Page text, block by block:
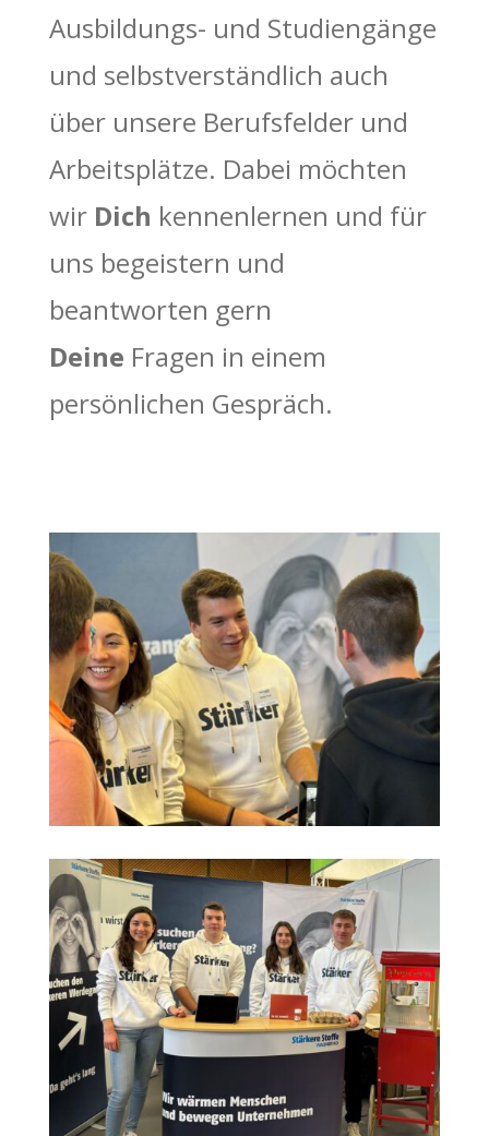
Ausbildungs- und Studiengänge
und selbstverständlich auch
über unsere Berufsfelder und
Arbeitsplätze. Dabei möchten
wir Dich kennenlernen und für
uns begeistern und
beantworten gern
Deine Fragen in einem
persönlichen Gespräch.